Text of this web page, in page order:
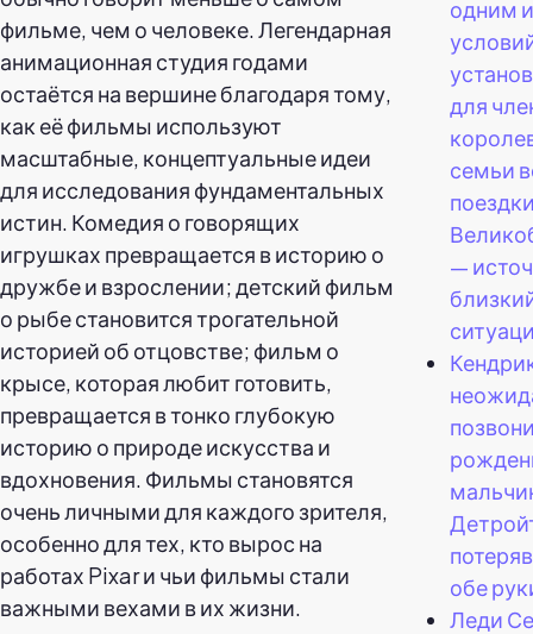
фильме, чем о человеке. Легендарная
анимационная студия годами
остаётся на вершине благодаря тому,
как её фильмы используют
масштабные, концептуальные идеи
для исследования фундаментальных
истин. Комедия о говорящих
игрушках превращается в историю о
дружбе и взрослении; детский фильм
о рыбе становится трогательной
историей об отцовстве; фильм о
крысе, которая любит готовить,
превращается в тонко глубокую
историю о природе искусства и
вдохновения. Фильмы становятся
очень личными для каждого зрителя,
особенно для тех, кто вырос на
работах Pixar и чьи фильмы стали
важными вехами в их жизни.
одним
для
семьи
—
обе
Леди